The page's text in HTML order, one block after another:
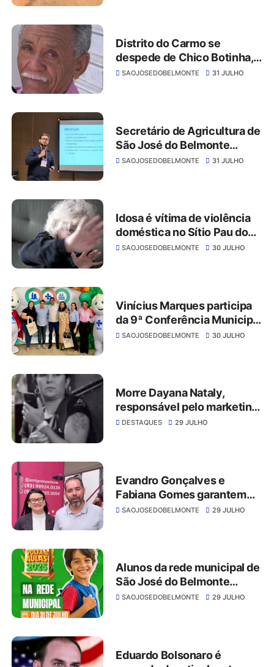
Distrito do Carmo se
despede de Chico Botinha,
símbolo de amizade e
SAOJOSEDOBELMONTE 31 JULHO
Secretário de Agricultura de
São José do Belmonte
denuncia exclusão do
SAOJOSEDOBELMONTE 31 JULHO
Idosa é vítima de violência
doméstica no Sítio Pau dos
Leite, em São José do
SAOJOSEDOBELMONTE 30 JULHO
Vinícius Marques participa
da 9ª Conferência Municipal
de Saúde em São José do
SAOJOSEDOBELMONTE 30 JULHO
Morre Dayana Nataly,
responsável pelo marketing
do cantor Pablo, em trágico
DESTAQUES 29 JULHO
Evandro Gonçalves e
Fabiana Gomes garantem
parceria para chegada do
SAOJOSEDOBELMONTE 29 JULHO
Alunos da rede municipal de
São José do Belmonte
retornam às aulas no dia 31
SAOJOSEDOBELMONTE 29 JULHO
Eduardo Bolsonaro é